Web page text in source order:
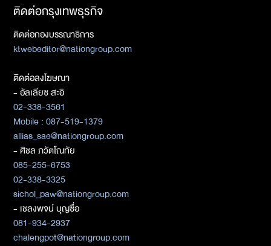
ติดต่อกรุงเทพธุรกิจ
ติดต่อกองบรรณาธิการ
ktwebeditor@nationgroup.com
ติดต่อลงโฆษณา
- อัลเลียซ สะอิ
02-338-3561
Mobile : 087-519-1379
allias_sae@nationgroup.com
- ศิชล ภวัตโณทัย
085-255-6753
02-338-3325
sichol_paw@nationgroup.com
- เชลงพจน์ บุญซื่อ
081-934-2937
chalengpot@nationgroup.com